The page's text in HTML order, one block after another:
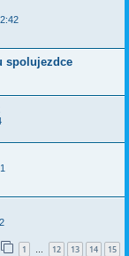
spolujezdce
1 … 12 13 14 15